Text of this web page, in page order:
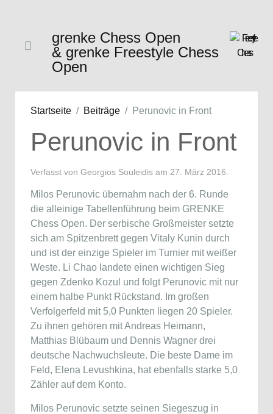
grenke Chess Open
& grenke Freestyle Chess
Open
Startseite Beiträge Perunovic in Front
Perunovic in Front
Verfasst von Georgios Souleidis am 27. März 2016
Milos Perunovic übernahm nach der 6. Runde
die alleinige Tabellenführung beim GRENKE
Chess Open. Der serbische Großmeister setzte
sich am Spitzenbrett gegen Vitaly Kunin durch
und ist der einzige Spieler im Turnier mit weißer
Weste. Li Chao landete einen wichtigen Sieg
gegen Zdenko Kozul und folgt Perunovic mit nur
einem halbe Punkt Rückstand. Im großen
Verfolgerfeld mit 5,0 Punkten liegen 20 Spieler.
Zu ihnen gehören mit Andreas Heimann,
Matthias Blübaum und Dennis Wagner drei
deutsche Nachwuchsleute. Die beste Dame im
Feld, Elena Levushkina, hat ebenfalls starke 5,0
Zähler auf dem Konto.
Milos Perunovic setzte seinen Siegeszug in